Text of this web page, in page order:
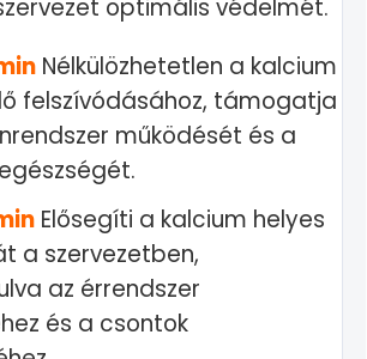
optimális védelmét.
Nélkülözhetetlen a kalcium
felszívódásához, támogatja
működését és a
Elősegíti a kalcium helyes
a szervezetben,
az érrendszer
és a csontok